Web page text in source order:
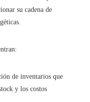
su cadena de
de inventarios que
y los costos